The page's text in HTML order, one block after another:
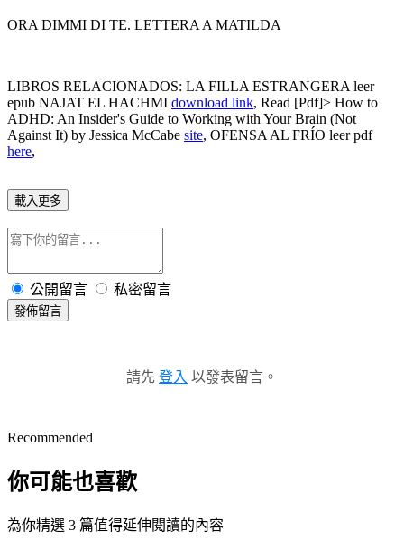
ORA DIMMI DI TE. LETTERA A MATILDA
LIBROS RELACIONADOS: LA FILLA ESTRANGERA leer
epub NAJAT EL HACHMI download link, Read [Pdf]> How to
ADHD: An Insider's Guide to Working with Your Brain (Not
Against It) by Jessica McCabe site, OFENSA AL FRÍO leer pdf
here,
載入更多
公開留言 私密留言
發佈留言
請先 登入 以發表留言。
Recommended
你可能也喜歡
為你精選 3 篇值得延伸閱讀的內容